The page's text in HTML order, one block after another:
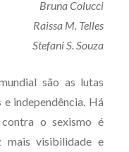
Bruna Colucci
Raissa M. Telles
Stefani S. Souza
são as lutas
independência. Há
o sexismo é
mais visibilidade e